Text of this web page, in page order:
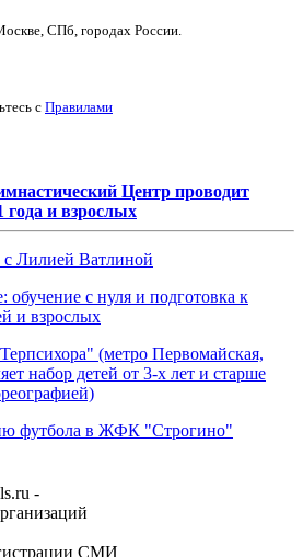
СПб, городах России.
с Правилами
Центр проводит
года и взрослых
с Лилией Ватлиной
с нуля и подготовка к
и взрослых
(метро Первомайская,
набор детей от 3-х лет и старше
футбола в ЖФК "Строгино"
-
СМИ